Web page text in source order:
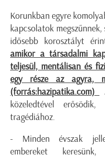
Korunkban egyre
kapcsolatok
idősebb korosztályt
amikor a társadalmi
teljesül, mentálisan és
egy része az agyra,
(forrás:hazipatika.com)
közeledtével
tragédiához.
- Minden évszak
embereket keresünk,